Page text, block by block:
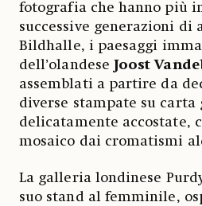
fotografia che hanno più
successive generazioni di
Bildhalle, i paesaggi
dell’olandese
Joost
assemblati a partire da
diverse stampate su carta
delicatamente accostate,
mosaico dai cromatismi
La galleria londinese
suo stand al femminile,